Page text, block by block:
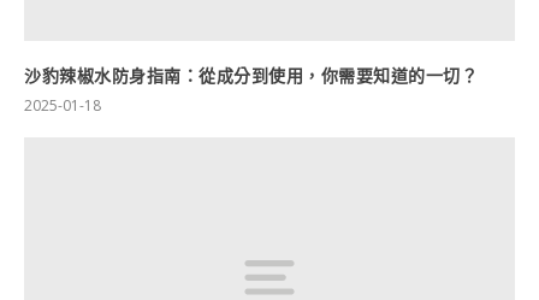
沙豹辣椒水防身指南：從成分到使用，你需要知道的一切？
2025-01-18